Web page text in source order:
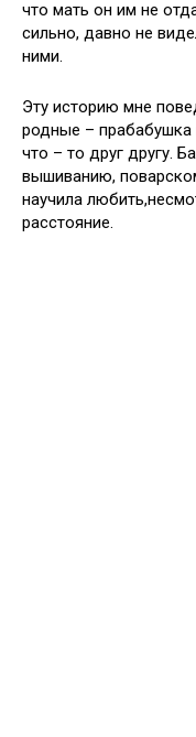
что мать он им не
сильно, давно не
ними.
Эту историю мне
родные – прабабушка
что – то друг другу.
вышиванию,
научила
расстояние.